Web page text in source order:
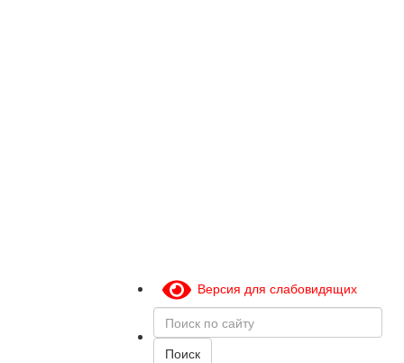
Версия для слабовидящих
Поиск
по
сайту
Поиск